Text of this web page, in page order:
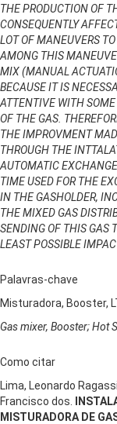
THE PRODUCTION OF
CONSEQUENTLY
LOT OF MANEUVERS
AMONG THIS
MIX (MANUAL
BECAUSE IT IS
ATTENTIVE WITH
OF THE GAS.
THE IMPROVMENT
THROUGH THE
AUTOMATIC
TIME USED FOR THE
IN THE GASHOLDER,
THE MIXED GAS
SENDING OF THIS GAS
LEAST POSSIBLE
Palavras-chave
Misturadora, Booster,
Gas mixer, Booster; Hot
Como citar
Lima, Leonardo
Francisco dos.
MISTURADORA DE